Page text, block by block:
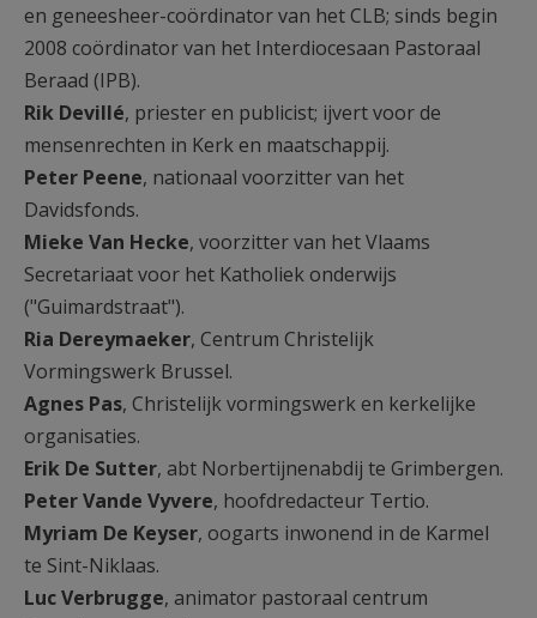
en geneesheer-coördinator van het CLB; sinds begin
2008 coördinator van het Interdiocesaan Pastoraal
Beraad (IPB).
Rik Devillé, priester en publicist; ijvert voor de
mensenrechten in Kerk en maatschappij.
Peter Peene, nationaal voorzitter van het
Davidsfonds.
Mieke Van Hecke, voorzitter van het Vlaams
Secretariaat voor het Katholiek onderwijs
("Guimardstraat").
Ria Dereymaeker, Centrum Christelijk
Vormingswerk Brussel.
Agnes Pas, Christelijk vormingswerk en kerkelijke
organisaties.
Erik De Sutter, abt Norbertijnenabdij te Grimbergen.
Peter Vande Vyvere, hoofdredacteur Tertio.
Myriam De Keyser, oogarts inwonend in de Karmel
te Sint-Niklaas.
Luc Verbrugge, animator pastoraal centrum